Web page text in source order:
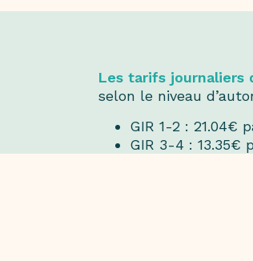
Les tarifs journaliers
selon le niveau
GIR 1-2 : 21.04€
GIR 3-4 : 13.35€